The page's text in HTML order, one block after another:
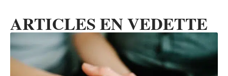
ARTICLES EN VEDETTE